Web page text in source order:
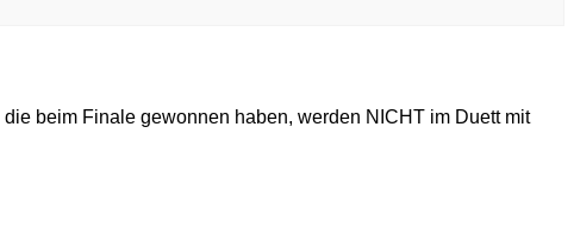
beim Finale gewonnen haben, werden NICHT im Duett mit